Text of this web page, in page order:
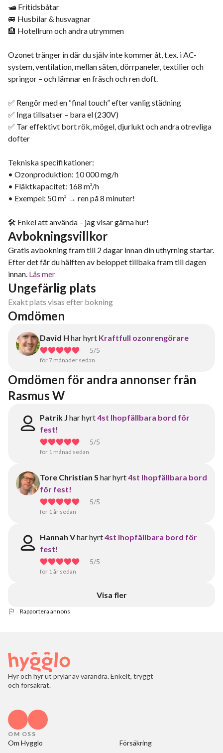
🛥️ Fritidsbåtar
🚐 Husbilar & husvagnar
🏨 Hotellrum och andra utrymmen
Ozonet tränger in där du själv inte kommer åt, t.ex. i AC-
system, ventilation, mellan säten, dörrpaneler, textilier och
springor – och lämnar en fräsch och ren doft.
✅ Rengör med en “final touch” efter vanlig städning
✅ Inga tillsatser – bara el (230V)
✅ Tar effektivt bort rök, mögel, djurlukt och andra otrevliga
dofter
Tekniska specifikationer:
• Ozonproduktion: 10 000 mg/h
• Fläktkapacitet: 168 m³/h
• Exempel: 50 m³ → ren på 8 minuter!
🛠 Enkel att använda – jag visar gärna hur!
Avbokningsvillkor
Gratis avbokning fram till 2 dagar innan din uthyrning startar.
Efter det får du hälften av beloppet tillbaka fram till dagen
innan. Läs mer
Ungefärlig plats
Exakt plats visas efter bokning
Omdömen
David H har hyrt Kraftfull ozonrengörare
5/5
för 7 månader sedan
Omdömen för andra annonser från
Rasmus W
Patrik J har hyrt4st Ihopfällbara bord för
fest!
5/5
för 1 månad sedan
Tore Christian S har hyrt4st Ihopfällbara bord
för fest!
5/5
för 1 år sedan
Hannah Vhar hyrt4st Ihopfällbara bord för
fest!
5/5
för 1 år sedan
Visa fler
Rapportera annons
Hyr och hyr ut prylar av varandra. Enkelt, tryggt
och försäkrat.
OM OSS
Om Hygglo Försäkring